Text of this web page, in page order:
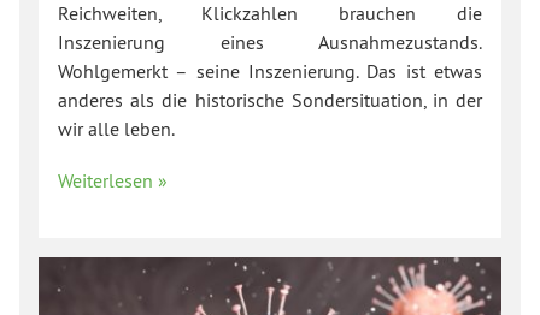
Reichweiten, Klickzahlen brauchen die
Inszenierung eines Ausnahmezustands.
Wohlgemerkt – seine Inszenierung. Das ist etwas
anderes als die historische Sondersituation, in der
wir alle leben.
Weiterlesen »